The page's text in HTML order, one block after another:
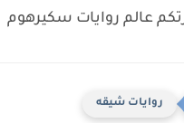
عالم روايات سكيرهوم
روايات شيقه